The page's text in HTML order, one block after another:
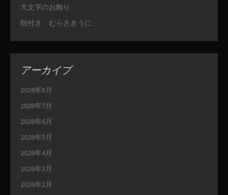
大文字のお飾り
殻付き むらさきうに
アーカイブ
2026年8月
2026年7月
2026年6月
2026年5月
2026年4月
2026年3月
2026年2月